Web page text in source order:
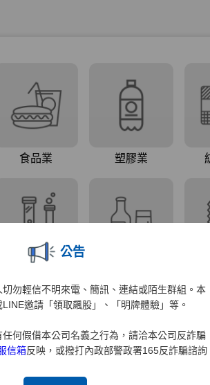
公告
勿輕信不明來電、簡訊、連結或陌生群組。本
邀請「領取飆股」、「明牌體驗」等。
何假借本公司名義之行為，請洽本公司反詐騙
信箱反映，或撥打內政部警政署165反詐騙諮詢